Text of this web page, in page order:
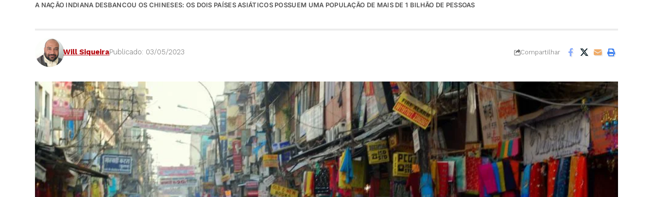
A NAÇÃO INDIANA DESBANCOU OS CHINESES: OS DOIS PAÍSES ASIÁTICOS POSSUEM UMA POPULAÇÃO DE MAIS DE 1 BILHÃO DE PESSOAS
Will SiqueiraPublicado: 03/05/2023 Compartilhar